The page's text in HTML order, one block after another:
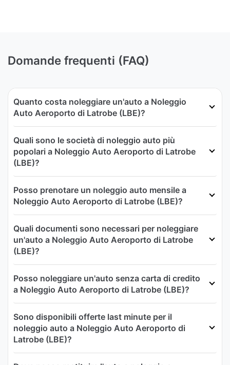
Domande frequenti (FAQ)
Quanto costa noleggiare un'auto a Noleggio
Auto Aeroporto di Latrobe (LBE)?
Quali sono le società di noleggio auto più
popolari a Noleggio Auto Aeroporto di Latrobe
(LBE)?
Posso prenotare un noleggio auto mensile a
Noleggio Auto Aeroporto di Latrobe (LBE)?
Quali documenti sono necessari per noleggiare
un'auto a Noleggio Auto Aeroporto di Latrobe
(LBE)?
Posso noleggiare un'auto senza carta di credito
a Noleggio Auto Aeroporto di Latrobe (LBE)?
Sono disponibili offerte last minute per il
noleggio auto a Noleggio Auto Aeroporto di
Latrobe (LBE)?